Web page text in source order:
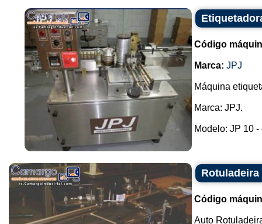
Código
Marca: JPJ
Máquina
Marca: JPJ.
Modelo: JP 10 -
Código
Auto